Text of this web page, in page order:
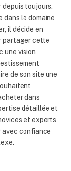
depuis toujours.
dans le domaine
il décide en
partager cette
une vision
de son site une
dans
détaillée et
et experts
avec confiance